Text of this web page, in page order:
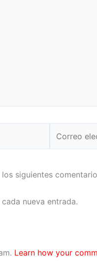
electrónico*
siguientes
nueva entrada.
Learn how your